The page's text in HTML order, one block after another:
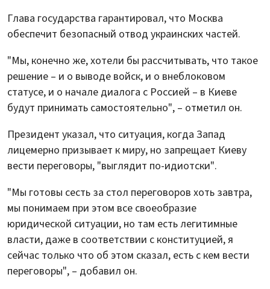
Глава государства гарантировал, что Москва
обеспечит безопасный отвод украинских частей.
"Мы, конечно же, хотели бы рассчитывать, что такое
решение – и о выводе войск, и о внеблоковом
статусе, и о начале диалога с Россией – в Киеве
будут принимать самостоятельно", – отметил он.
Президент указал, что ситуация, когда Запад
лицемерно призывает к миру, но запрещает Киеву
вести переговоры, "выглядит по-идиотски".
"Мы готовы сесть за стол переговоров хоть завтра,
мы понимаем при этом все своеобразие
юридической ситуации, но там есть легитимные
власти, даже в соответствии с конституцией, я
сейчас только что об этом сказал, есть с кем вести
переговоры", – добавил он.